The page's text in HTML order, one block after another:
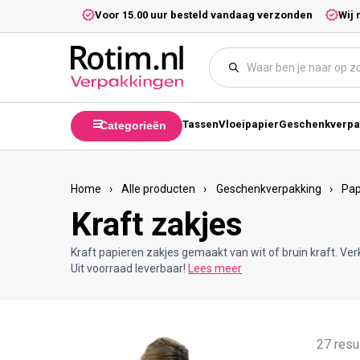
Meteen naar de contentVoor 15.00 uur besteld vandaag verzonden Wij
Categorieën TassenVloeipapier
Home › Alle producten › Geschenkverpakking ›
Kraft zakjes
Kraft papieren zakjes gemaakt van wit of bruin kraft.
Uit voorraad leverbaar! Lees meer
27